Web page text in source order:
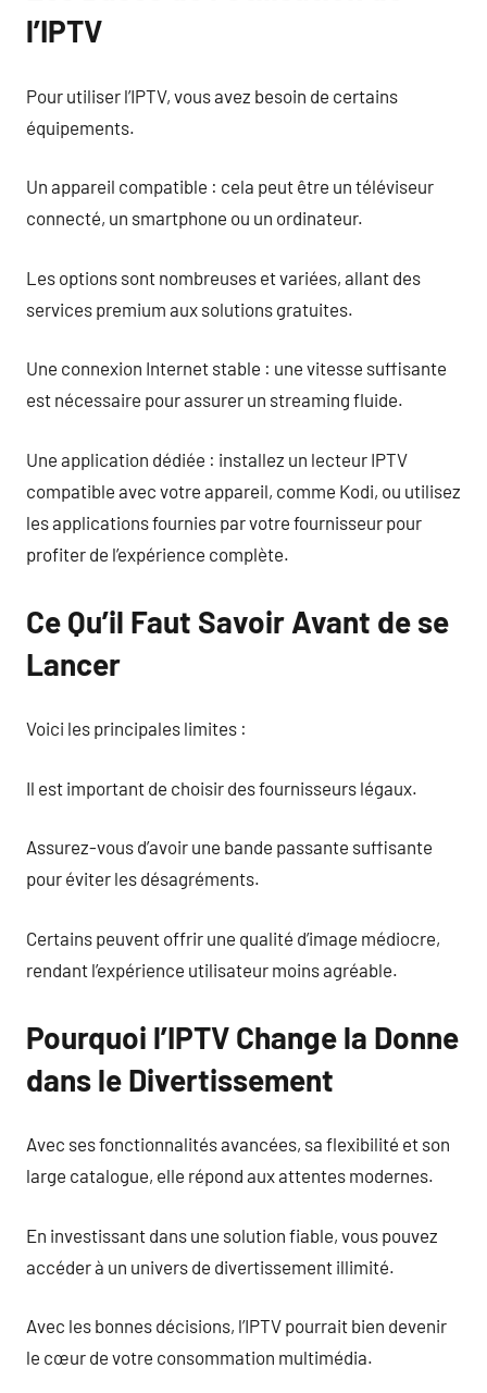
l’IPTV
Pour utiliser l’IPTV, vous avez besoin de certains
équipements.
Un appareil compatible : cela peut être un téléviseur
connecté, un smartphone ou un ordinateur.
Les options sont nombreuses et variées, allant des
services premium aux solutions gratuites.
Une connexion Internet stable : une vitesse suffisante
est nécessaire pour assurer un streaming fluide.
Une application dédiée : installez un lecteur IPTV
compatible avec votre appareil, comme Kodi, ou utilisez
les applications fournies par votre fournisseur pour
profiter de l’expérience complète.
Ce Qu’il Faut Savoir Avant de se
Lancer
Voici les principales limites :
Il est important de choisir des fournisseurs légaux.
Assurez-vous d’avoir une bande passante suffisante
pour éviter les désagréments.
Certains peuvent offrir une qualité d’image médiocre,
rendant l’expérience utilisateur moins agréable.
Pourquoi l’IPTV Change la Donne
dans le Divertissement
Avec ses fonctionnalités avancées, sa flexibilité et son
large catalogue, elle répond aux attentes modernes.
En investissant dans une solution fiable, vous pouvez
accéder à un univers de divertissement illimité.
Avec les bonnes décisions, l’IPTV pourrait bien devenir
le cœur de votre consommation multimédia.